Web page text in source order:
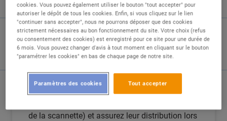
Prêt à rejoindre une équipe dynamique et
passionnée ? Nous sommes à la recherche
d'un(e) préparateur/trice de commande pour le
drive de Fretin en CDI !
Voici vos missions :
Vous préparez les commandes des clients
de la scannette) et assurez leur distribution lors
cookies. Vous pouvez également utiliser le bouton "tout accepter" pour
autoriser le dépôt de tous les cookies. Enfin, si vous cliquez sur le lien
"continuer sans accepter", nous ne pourrons déposer que des cookies
strictement nécessaires au bon fonctionnement du site. Votre choix (refus
ou consentement des cookies) est enregistré pour ce site pour une durée de
6 mois. Vous pouvez changer d'avis à tout moment en cliquant sur le bouton
"paramétrer les cookies" en bas de chaque page de notre site.
Tout accepter
Paramètres des cookies